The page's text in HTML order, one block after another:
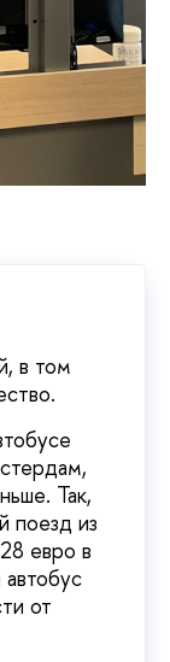
в том
Так,
поезд из
евро в
от